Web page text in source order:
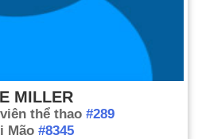
MILLER
thể thao #289
Mão #8345